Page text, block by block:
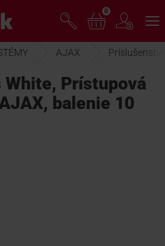
0
AJAX
White, Prístupová
balenie 10